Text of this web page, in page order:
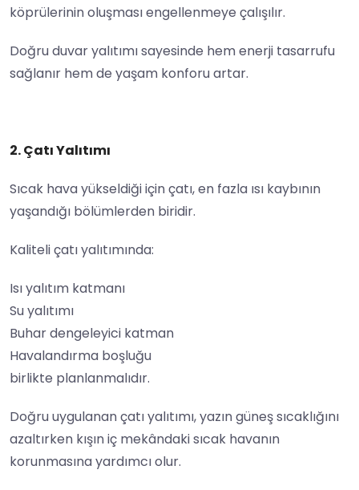
köprülerinin oluşması engellenmeye çalışılır.
Doğru duvar yalıtımı sayesinde hem enerji tasarrufu
sağlanır hem de yaşam konforu artar.
2. Çatı Yalıtımı
Sıcak hava yükseldiği için çatı, en fazla ısı kaybının
yaşandığı bölümlerden biridir.
Kaliteli çatı yalıtımında:
Isı yalıtım katmanı
Su yalıtımı
Buhar dengeleyici katman
Havalandırma boşluğu
birlikte planlanmalıdır.
Doğru uygulanan çatı yalıtımı, yazın güneş sıcaklığını
azaltırken kışın iç mekândaki sıcak havanın
korunmasına yardımcı olur.